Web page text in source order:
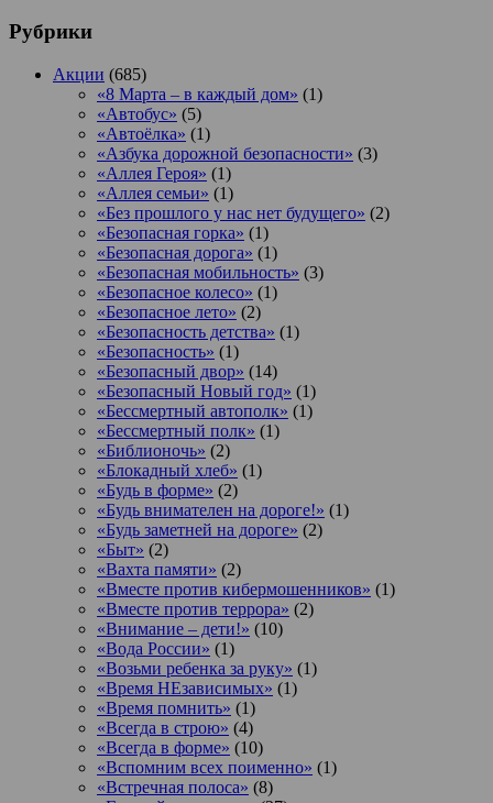
Рубрики
Акции (685)
«8 Марта – в каждый дом» (1)
«Автобус» (5)
«Автоёлка» (1)
«Азбука дорожной безопасности» (3)
«Аллея Героя» (1)
«Аллея семьи» (1)
«Без прошлого у нас нет будущего» (2)
«Безопасная горка» (1)
«Безопасная дорога» (1)
«Безопасная мобильность» (3)
«Безопасное колесо» (1)
«Безопасное лето» (2)
«Безопасность детства» (1)
«Безопасность» (1)
«Безопасный двор» (14)
«Безопасный Новый год» (1)
«Бессмертный автополк» (1)
«Бессмертный полк» (1)
«Библионочь» (2)
«Блокадный хлеб» (1)
«Будь в форме» (2)
«Будь внимателен на дороге!» (1)
«Будь заметней на дороге» (2)
«Быт» (2)
«Вахта памяти» (2)
«Вместе против кибермошенников» (1)
«Вместе против террора» (2)
«Внимание – дети!» (10)
«Вода России» (1)
«Возьми ребенка за руку» (1)
«Время НЕзависимых» (1)
«Время помнить» (1)
«Всегда в строю» (4)
«Всегда в форме» (10)
«Вспомним всех поименно» (1)
«Встречная полоса» (8)